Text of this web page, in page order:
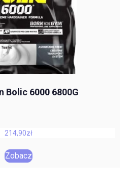
Bolic 6000 6800G
214,90zł
Zobacz